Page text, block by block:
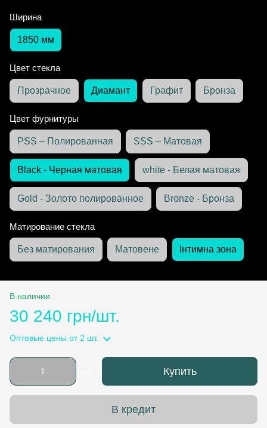
Ширина
1850 мм
Цвет стекла
Прозрачное Диамант Графит Бронза
Цвет фурнитуры
PSS – Полированная SSS – Матовая
Black - Черная матовая white - Белая матовая
Gold - Золото полированное Bronze - Бронза
Матирование стекла
Без матирования Матовене Інтимна зона
В наличии
30 240 грн/шт.
Оптовые цены от 2 шт.
Купить
В кредит